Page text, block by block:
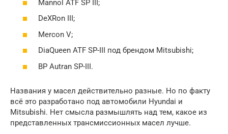
Mannol ATF SP III;
DeXRon III;
Mercon V;
DiaQueen ATF SP-III под брендом Mitsubishi;
BP Autran SP-III.
Названия у масел действительно разные. Но по факту
всё это разработано под автомобили Hyundai и
Mitsubishi. Нет смысла размышлять над тем, какое из
представленных трансмиссионных масел лучше.